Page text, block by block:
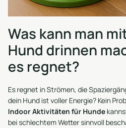
Was kann man
Hund drinnen
es regnet?
Es regnet in Strömen, die
dein Hund ist voller Energie? Kein
Indoor Aktivitäten für Hunde
bei schlechtem Wetter sinnvoll